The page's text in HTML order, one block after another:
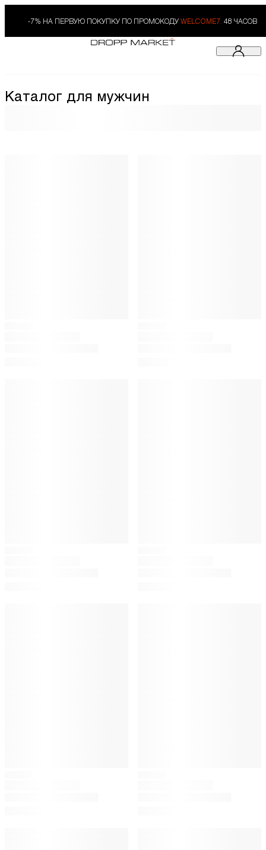
-7% НА ПЕРВУЮ ПОКУПКУ ПО ПРОМОКОДУ WELCOME7. 48 ЧАСОВ
Каталог для мужчин